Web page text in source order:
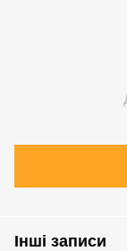
Інші записи